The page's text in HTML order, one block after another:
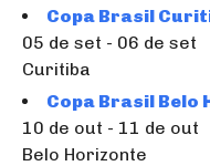
Copa Brasil
05 de set - 06 de set
Curitiba
Copa Brasil Belo
10 de out - 11 de out
Belo Horizonte